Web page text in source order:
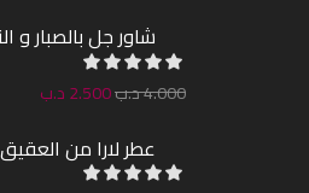
4.000د.ب2.500د.ب